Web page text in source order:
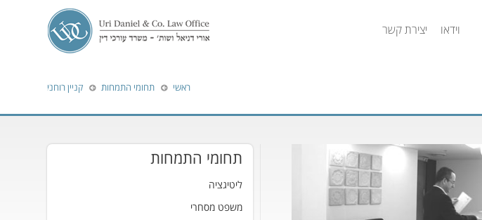
וידאו יצירת קשר
ראשי תחומי התמחות קניין רוחני
תחומי התמחות
ליטיגציה
משפט מסחרי